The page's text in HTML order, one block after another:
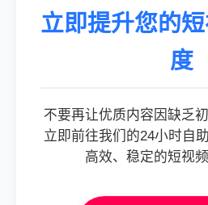
立即提升您的
度
不要再让优质内容因缺乏
立即前往我们的24小时自
高效、稳定的短视